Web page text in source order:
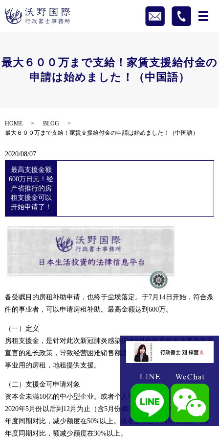
最大６００万まで支給！家賃支援給付金の
申請は始めました！（中国語）
HOME
BLOG
最大６００万まで支給！家賃支援給付金の申請は始めました！（中国語）
2020/08/07
最高支援金额
600万日元！经
产省推行的房
租支援金可以
开始申请了！
备受瞩目的房租补助申请，也终于尘埃落定。于7月14日开始，符合条
件的事业者，可以申请房租补助。最高金额达到600万。
（一）定义
房租支援金，是针对此次新冠肺炎感染扩大5月份政府作出的紧急事态
宣言的延长政策，导致经营困难销售额骤减的事业者。政府对事业者
事业用的房租，地租提供支援。
（二）支援金可申请对象
资本金未满10亿的中小型企业。或者个人事业主。
2020年5月份以后到12月为止（含5月份和12月份）的月销售额，与前
年度同期对比，减少额度在50%以上。或者连续三个月销售额总与前
年度同期对比，额减少额度在30%以上。